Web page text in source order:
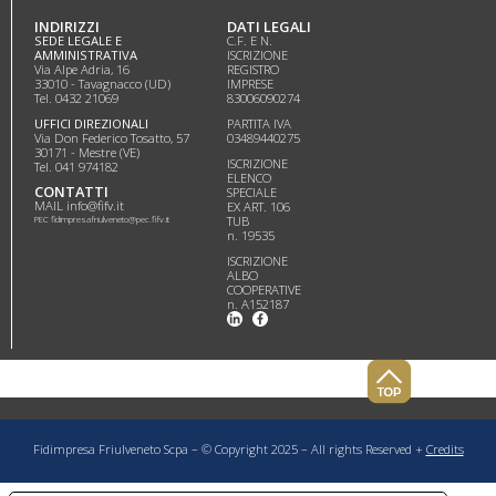
INDIRIZZI
SEDE LEGALE E
AMMINISTRATIVA
Via Alpe Adria, 16
33010 - Tavagnacco (UD)
Tel. 0432 21069
UFFICI DIREZIONALI
Via Don Federico Tosatto, 57
30171 - Mestre (VE)
Tel. 041 974182
CONTATTI
MAIL info@fifv.it
PEC fidimpresafriulveneto@pec.fifv.it
DATI LEGALI
C.F. E N.
ISCRIZIONE
REGISTRO
IMPRESE
83006090274
PARTITA IVA
03489440275
ISCRIZIONE
ELENCO
SPECIALE
EX ART. 106
TUB
n. 19535
ISCRIZIONE
ALBO
COOPERATIVE
n. A152187
Fidimpresa Friulveneto Scpa – © Copyright 2025 – All rights Reserved + Credits